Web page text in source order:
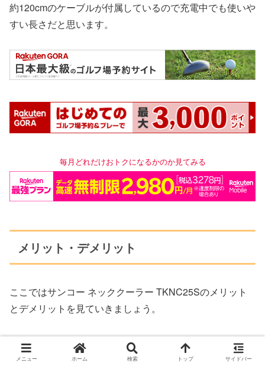
約120cmのケーブルが付属しているので充電中でも使いや
すい長さだと思います。
毎月どれだけおトクになるかのか見てみる
メリット・デメリット
ここではサンコー ネッククーラー TKNC25Sのメリット
とデメリットを見ていきましょう。
メリット
メニュー ホーム 検索 トップ サイドバー